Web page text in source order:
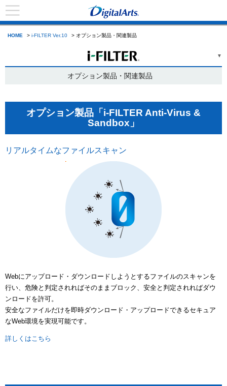
HOME > i-FILTER Ver.10 > オプション製品・関連製品
オプション製品・関連製品
オプション製品「i-FILTER Anti-Virus &
Sandbox」
リアルタイムなファイルスキャン
Webにアップロード・ダウンロードしようとするファイルのスキャンを
行い、危険と判定されればそのままブロック、安全と判定されればダウ
ンロードを許可。
安全なファイルだけを即時ダウンロード・アップロードできるセキュア
なWeb環境を実現可能です。
詳しくはこちら